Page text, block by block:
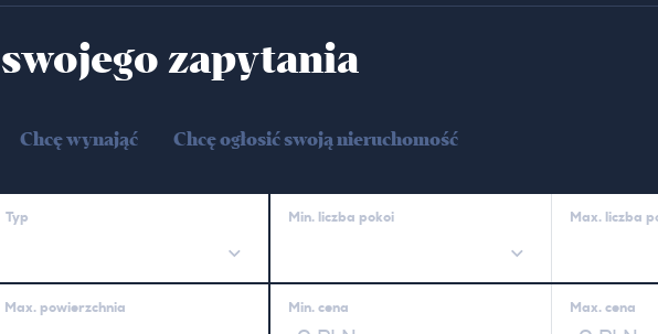
zapytania
Chcę wynająć Chcę ogłosić swoją nieruchomość
Typ Min. liczba pokoi Max. liczba
Max. powierzchnia Min. cena Max. cena